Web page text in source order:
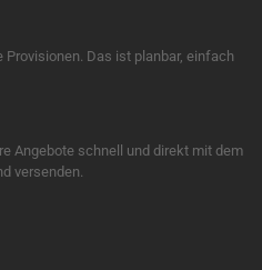
Provisionen. Das ist planbar, einfach
Angebote schnell und direkt mit dem
versenden.